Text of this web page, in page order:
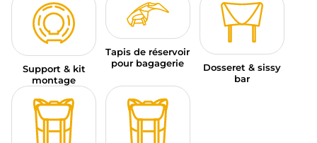
Support & kit
montage
Tapis de réservoir
pour bagagerie
Dosseret & sissy
bar